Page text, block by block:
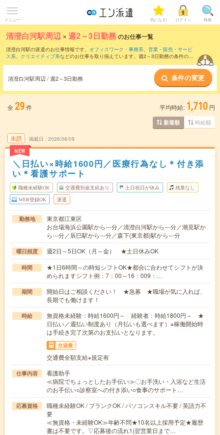
メニュー 気になる! ログイン 検索
清澄白河駅周辺 ×週2～3日勤務のお仕事一覧
清澄白河駅の派遣のお仕事情報です。 オフィスワーク・事務系、 営業・販売・サービ
ス系、 クリエイティブ系などのお仕事を取り揃えています。週2～3日勤務の条件の他
清澄白河駅周辺 / 週2～3日勤務 条件の変更
全 29件 平均時給: 1,710 円
新着順 時給順
未読
NEW
掲載日 2026/08/09
＼日払い×時給1600円／医療行為なし＊付き添
い＊看護サポート
職種未経験OK 交通費別途支給あり 土日祝日が休み 残業なし
WEB登録OK 派遣
勤務地
東京都江東区
お台場海浜公園駅から---分／清澄白河駅から---分／潮見駅か
ら---分／辰巳駅から---分／森下(東京都)駅から---分
曜日頻度 週2日～5日OK（月～金） ★土日休みOK
時間
★1日6時間～の時短シフトOK★都合に合わせてシフトが決
められますシフト例：7：00～16：009：…
期間
開始日はご相談ください！ ★急募 ★職場が気に入れば、
長期でも働けます！
時給
無資格未経験：時給1600円～ 経験者：時給1800円～ ★
日払い／週払い制度あり（月払いも選べます）※稼働開始時
は手続き完了次第のお支払いとなります。
交通費
交通費全額支給※規定有
仕事内容
看護助手
≪病院でちょっとしたお手伝い≫〇お手洗い・入浴など生活
のお手伝い○診察室への付き添い○食事のサポート…
応募資格
職種未経験OK / ブランクOK / パソコンスキル不要 / 英語力不
要
≪無資格・未経験OK≫年齢不問★10名以上採用予定★履歴
書は不要です。▽応募後の流れ1)翌営業日まで…